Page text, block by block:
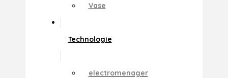
Vase
Technologie
electromenager